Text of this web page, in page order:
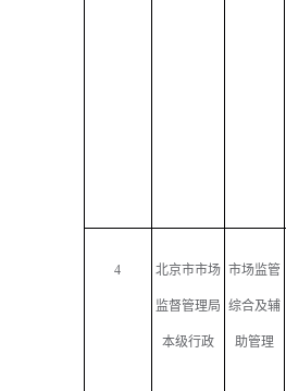
4 北京市市场
监督管理局
本级行政
市场监管
综合及辅
助管理